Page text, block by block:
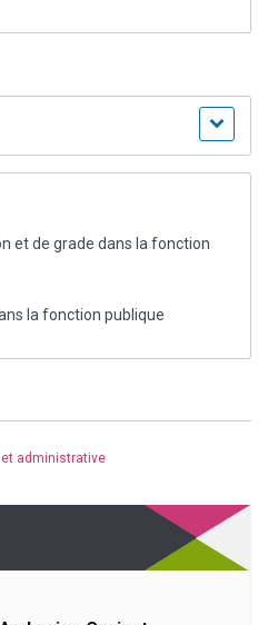
et de grade dans la fonction
la fonction publique
administrative